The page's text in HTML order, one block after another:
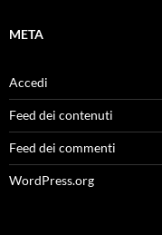
META
Accedi
Feed dei contenuti
Feed dei commenti
WordPress.org